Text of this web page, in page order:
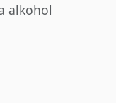
alkohol